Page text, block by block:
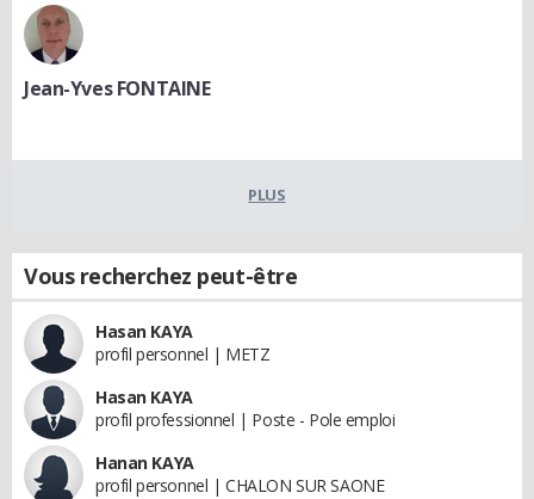
Jean-Yves FONTAINE
PLUS
Vous recherchez peut-être
Hasan KAYA
profil personnel | METZ
Hasan KAYA
profil professionnel | Poste - Pole emploi
Hanan KAYA
profil personnel | CHALON SUR SAONE